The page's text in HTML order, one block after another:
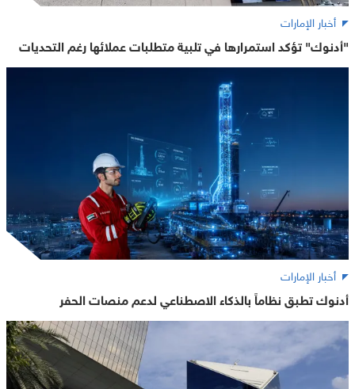
أخبار الإمارات
"أدنوك" تؤكد استمرارها في تلبية متطلبات عملائها رغم التحديات
أخبار الإمارات
أدنوك تطبق نظاماً بالذكاء الاصطناعي لدعم منصات الحفر